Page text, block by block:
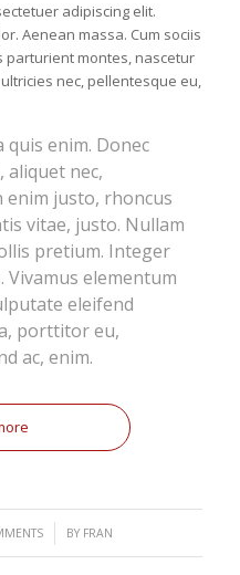
adipiscing elit.
Aenean massa. Cum sociis
parturient montes, nascetur
nec, pellentesque eu,
quis enim. Donec
aliquet nec,
enim justo, rhoncus
vitae, justo. Nullam
pretium. Integer
Vivamus elementum
eleifend
porttitor eu,
ac, enim.
BY FRAN